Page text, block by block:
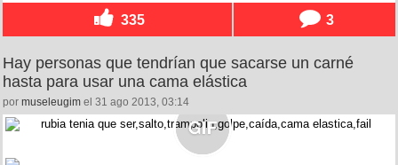
335 3
Hay personas que tendrían que sacarse un carné
hasta para usar una cama elástica
por museleugim el 31 ago 2013, 03:14